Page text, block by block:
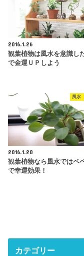
2016.1.26
観葉植物は風水を意識し
で金運ＵＰしよう
風水
2016.1.20
観葉植物なら風水ではペ
で幸運効果！
カテゴリー